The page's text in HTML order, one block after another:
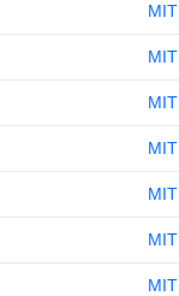
MIT
MIT
MIT
MIT
MIT
MIT
MIT